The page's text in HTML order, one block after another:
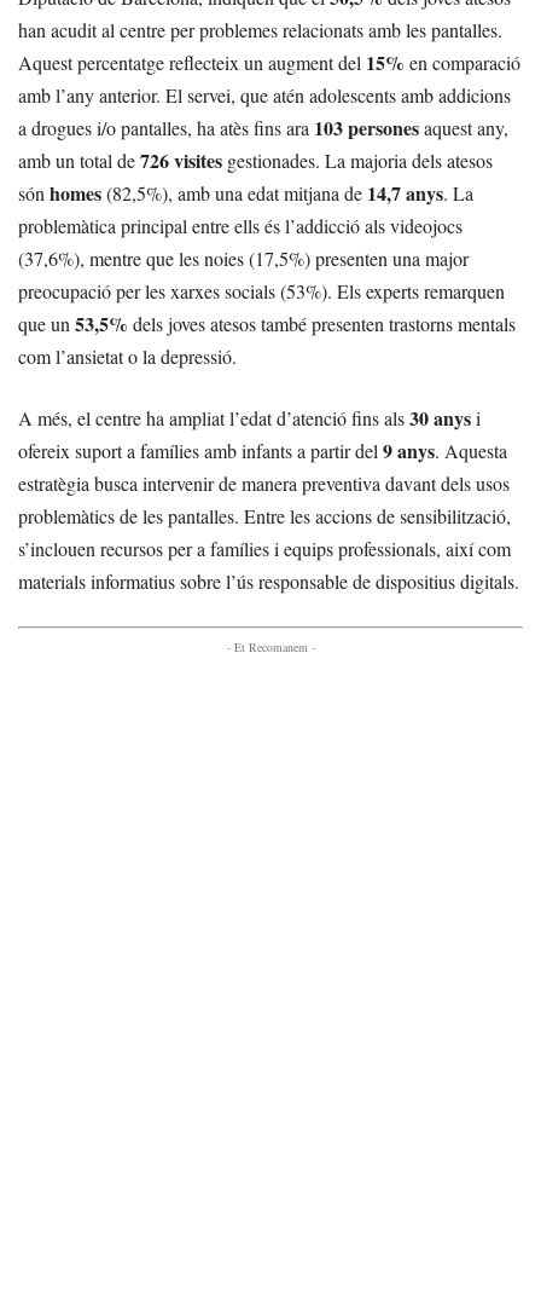
han acudit al centre per problemes relacionats amb les pantalles.
Aquest percentatge reflecteix un augment del 15% en comparació
amb l’any anterior. El servei, que atén adolescents amb addicions
a drogues i/o pantalles, ha atès fins ara 103 personesaquest any,
amb un total de726 visites gestionades. La majoria dels atesos
són homes(82,5%), amb una edat mitjana de 14,7 anys. La
problemàtica principal entre ells és l’addicció als videojocs
(37,6%), mentre que les noies (17,5%) presenten una major
preocupació per les xarxes socials (53%). Els experts remarquen
que un 53,5% dels joves atesos també presenten trastorns mentals
com l’ansietat o la depressió.
A més, el centre ha ampliat l’edat d’atenció fins als30 anysi
ofereix suport a famílies amb infants a partir del 9 anys. Aquesta
estratègia busca intervenir de manera preventiva davant dels usos
problemàtics de les pantalles. Entre les accions de sensibilització,
s’inclouen recursos per a famílies i equips professionals, així com
materials informatius sobre l’ús responsable de dispositius digitals.
- Et Recomanem -